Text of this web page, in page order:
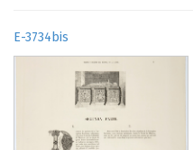
E-3734bis